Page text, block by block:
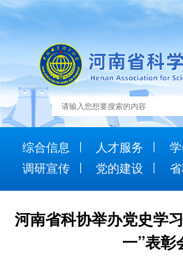
综合信息 人才服务
调研宣传
党的建设
河南省科协举办党史学
一”表彰